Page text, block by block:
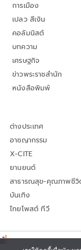
การเมือง
เปลว สีเงิน
คอลัมนิสต์
บทความ
เศรษฐกิจ
ข่าวพระราชสำนัก
หนังสือพิมพ์
ต่างประเทศ
อาชญากรรม
X-CITE
ยานยนต์
สาธารณสุข-คุณภาพชีวิ
บันเทิง
ไทยโพสต์ ทีวี